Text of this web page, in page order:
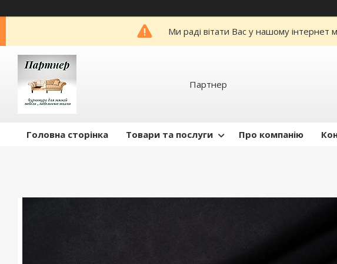
Ми раді вітати Вас у нашому інтернет
Партнер
Головна сторінка Товари та послуги Про компанію